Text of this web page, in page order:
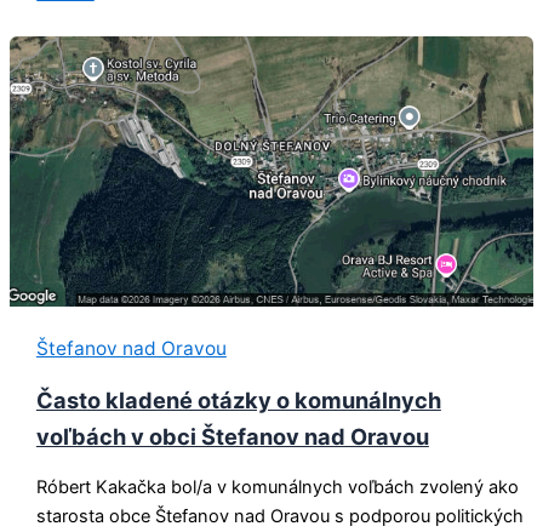
Štefanov nad Oravou
Často kladené otázky o komunálnych
voľbách v obci Štefanov nad Oravou
Róbert Kakačka bol/a v komunálnych voľbách zvolený ako
starosta obce Štefanov nad Oravou s podporou politických